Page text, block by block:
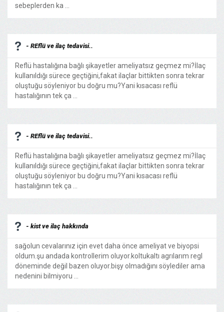
sebeplerden ka ...
- REflü ve ilaç tedavisi..
Reflü hastalığına bağlı şikayetler ameliyatsız geçmez mi?İlaç
kullanıldığı sürece geçtiğini,fakat ilaçlar bittikten sonra tekrar
oluştuğu söyleniyor bu doğru mu?Yani kısacası reflü
hastalığının tek ça ...
- REflü ve ilaç tedavisi..
Reflü hastalığına bağlı şikayetler ameliyatsız geçmez mi?İlaç
kullanıldığı sürece geçtiğini,fakat ilaçlar bittikten sonra tekrar
oluştuğu söyleniyor bu doğru mu?Yani kısacası reflü
hastalığının tek ça ...
- kist ve ilaç hakkında
sağolun cevalarınız için evet daha önce ameliyat ve biyopsi
oldum.şu andada kontrollerim oluyor.koltukaltı agrılarım regl
döneminde değil bazen oluyor.bişy olmadığını söylediler ama
nedenini bilmiyoru ...